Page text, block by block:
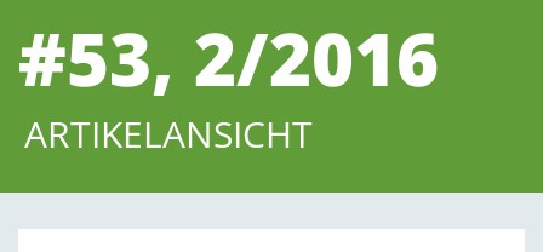
#53, 2/2016
ARTIKELANSICHT